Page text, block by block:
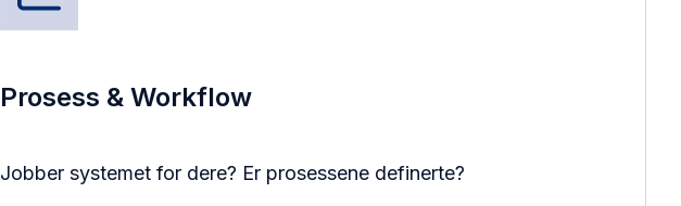
Prosess & Workflow
Jobber systemet for dere? Er prosessene definerte?